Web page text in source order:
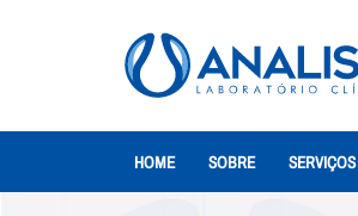
HOME SOBRE SERVIÇOS